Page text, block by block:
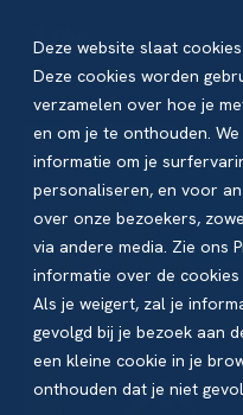
Deze website slaat
Deze cookies worden
verzamelen over hoe je
en om je te onthouden.
informatie om je
personaliseren, en voor
over onze bezoekers,
via andere media. Zie ons
informatie over de cookies
Als je weigert, zal je
gevolgd bij je bezoek aan
een kleine cookie in je
onthouden dat je niet